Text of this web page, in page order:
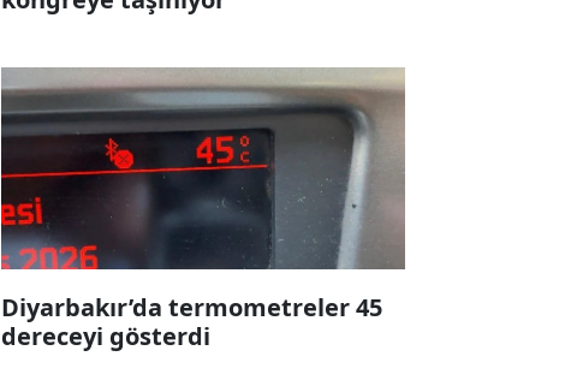
Diyarbakır’da termometreler 45
dereceyi gösterdi